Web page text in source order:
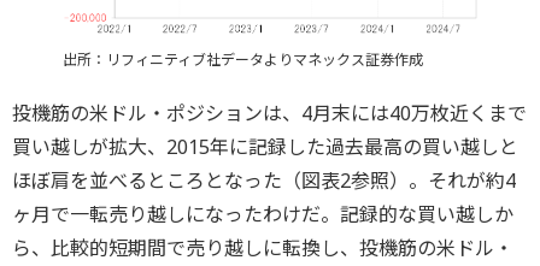
出所：リフィニティブ社データよりマネックス証券作成
投機筋の米ドル・ポジションは、4月末には40万枚近くまで
買い越しが拡大、2015年に記録した過去最高の買い越しと
ほぼ肩を並べるところとなった（図表2参照）。それが約4
ヶ月で一転売り越しになったわけだ。記録的な買い越しか
ら、比較的短期間で売り越しに転換し、投機筋の米ドル・